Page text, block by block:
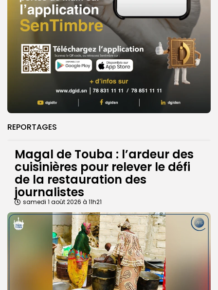
REPORTAGES
Magal de Touba : l’ardeur des
cuisinières pour relever le défi
de la restauration des
journalistes
samedi 1 août 2026 à 11h21